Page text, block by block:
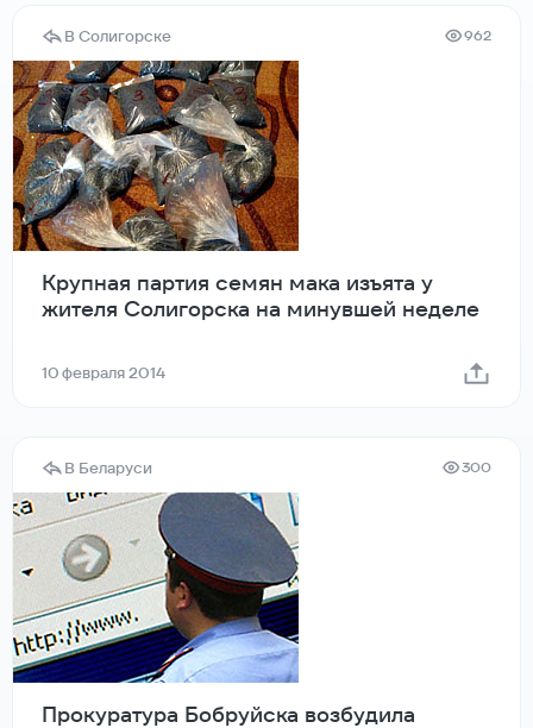
В Солигорске 962
Крупная партия семян мака изъята у
жителя Солигорска на минувшей неделе
10 февраля 2014
В Беларуси 300
Прокуратура Бобруйска возбудила